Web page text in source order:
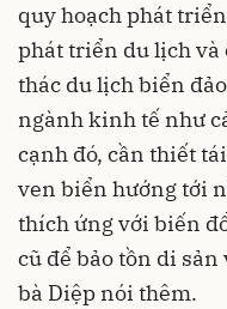
quy hoạch phát
phát triển du lịch và
thác du lịch biển
ngành kinh tế như
cạnh đó, cần thiết
ven biển hướng tới
thích ứng với biến
cũ để bảo tồn di sản
bà Diệp nói thêm.